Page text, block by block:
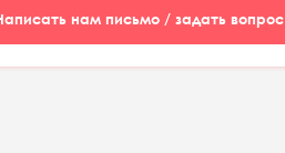
нам письмо / задать вопрос